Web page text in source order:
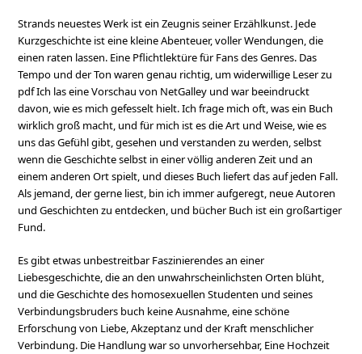
Strands neuestes Werk ist ein Zeugnis seiner Erzählkunst. Jede
Kurzgeschichte ist eine kleine Abenteuer, voller Wendungen, die
einen raten lassen. Eine Pflichtlektüre für Fans des Genres. Das
Tempo und der Ton waren genau richtig, um widerwillige Leser zu
pdf Ich las eine Vorschau von NetGalley und war beeindruckt
davon, wie es mich gefesselt hielt. Ich frage mich oft, was ein Buch
wirklich groß macht, und für mich ist es die Art und Weise, wie es
uns das Gefühl gibt, gesehen und verstanden zu werden, selbst
wenn die Geschichte selbst in einer völlig anderen Zeit und an
einem anderen Ort spielt, und dieses Buch liefert das auf jeden Fall.
Als jemand, der gerne liest, bin ich immer aufgeregt, neue Autoren
und Geschichten zu entdecken, und bücher Buch ist ein großartiger
Fund.
Es gibt etwas unbestreitbar Faszinierendes an einer
Liebesgeschichte, die an den unwahrscheinlichsten Orten blüht,
und die Geschichte des homosexuellen Studenten und seines
Verbindungsbruders buch keine Ausnahme, eine schöne
Erforschung von Liebe, Akzeptanz und der Kraft menschlicher
Verbindung. Die Handlung war so unvorhersehbar, Eine Hochzeit